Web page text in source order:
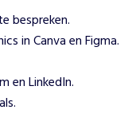
bespreken.
in Canva en Figma.
en LinkedIn.